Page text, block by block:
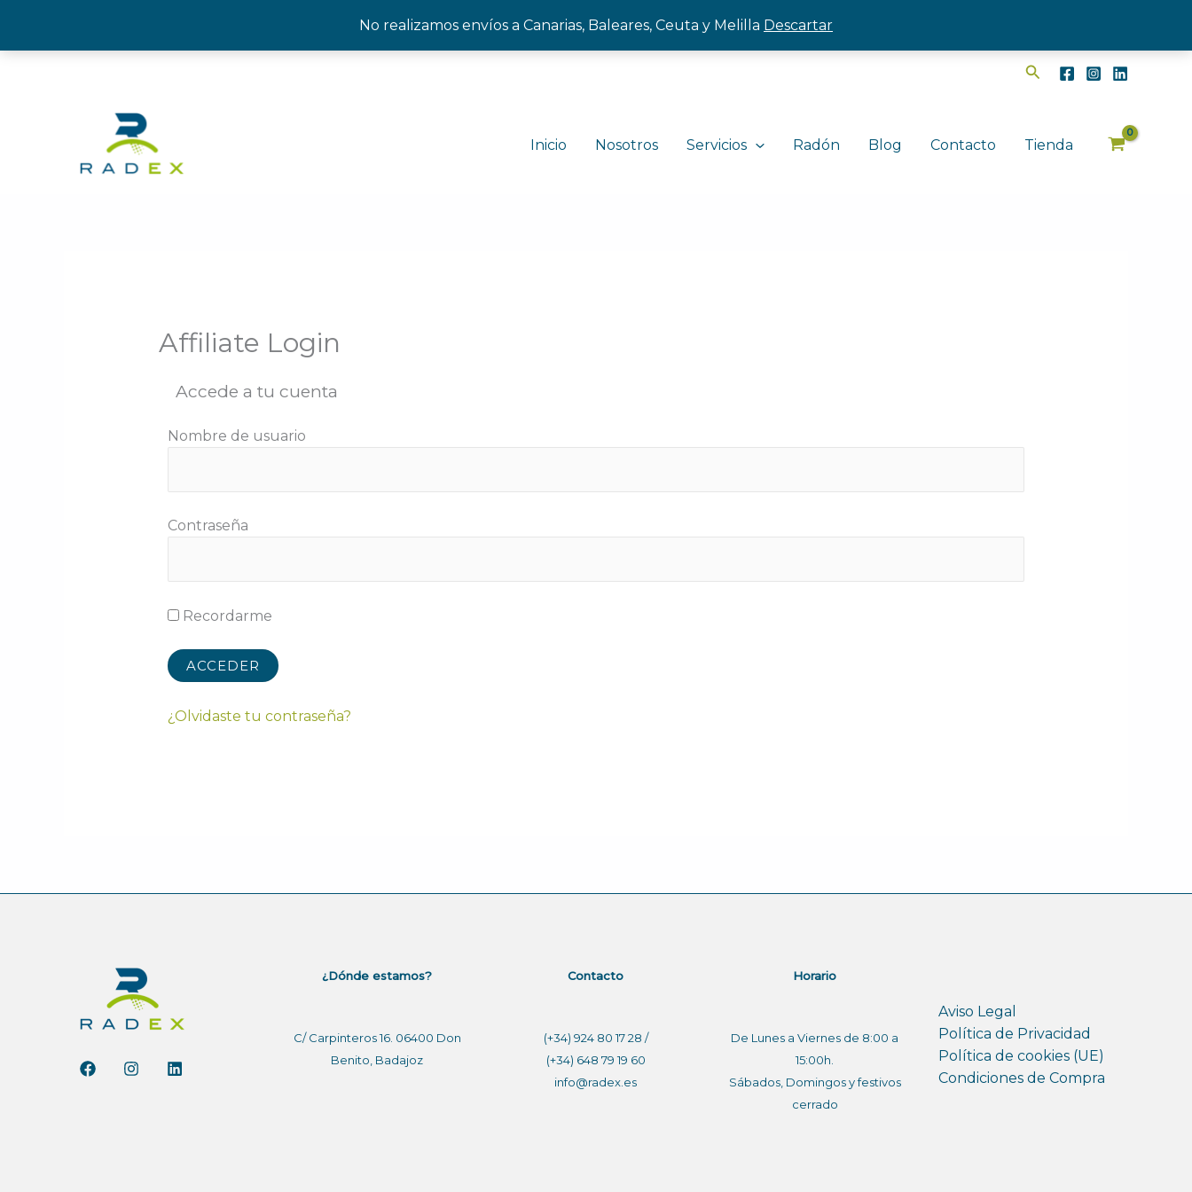
No realizamos envíos a Canarias, Baleares, Ceuta y Melilla Descartar
contenido
Buscar
Inicio Nosotros Servicios Radón Blog Contacto Tienda
Affiliate Login
Accede a tu cuenta
Nombre de usuario
Contraseña
Recordarme
¿Olvidaste tu contraseña?
¿Dónde estamos?
C/ Carpinteros 16. 06400 Don
Benito, Badajoz
Contacto
(+34) 924 80 17 28 /
(+34) 648 79 19 60
info@radex.es
Horario
De Lunes a Viernes de 8:00 a
15:00h.
Sábados, Domingos y festivos
cerrado
Aviso Legal
Política de Privacidad
Política de cookies (UE)
Condiciones de Compra